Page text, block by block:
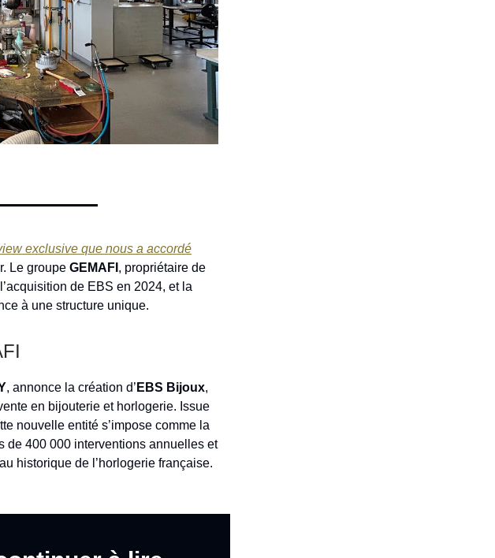
exclusive que nous a accordé
Le groupe GEMAFI , propriétaire de
de EBS en 2024, et la
à une structure unique.
, annonce la création d’ EBS Bijoux,
en bijouterie et horlogerie. Issue
nouvelle entité s’impose comme la
de 400 000 interventions annuelles et
historique de l’horlogerie française.